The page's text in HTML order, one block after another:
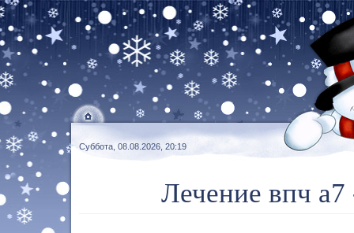
Суббота, 08.08.2026, 20:19
Лечение впч